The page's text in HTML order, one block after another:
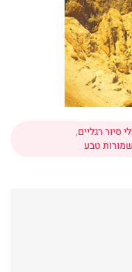
סיור רגליים,
שמורות טבע